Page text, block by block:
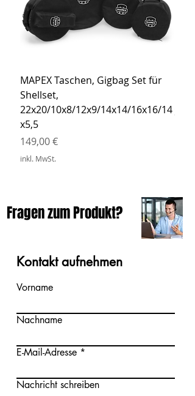
MAPEX Taschen, Gigbag Set für
Shellset,
22x20/10x8/12x9/14x14/16x16/14
x5,5
Preis
149,00 €
inkl. MwSt.
Preis
Fragen zum Produkt?
Kontakt aufnehmen
Vorname
Nachname
E-Mail-Adresse
Nachricht schreiben